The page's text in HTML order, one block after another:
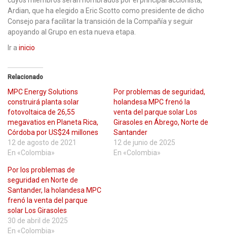
Ardian, que ha elegido a Eric Scotto como presidente de dicho
Consejo para facilitar la transición de la Compañía y seguir
apoyando al Grupo en esta nueva etapa.
Ir a inicio
Relacionado
MPC Energy Solutions
construirá planta solar
fotovoltaica de 26,55
megavatios en Planeta Rica,
Córdoba por US$24 millones
12 de agosto de 2021
En «Colombia»
Por problemas de seguridad,
holandesa MPC frenó la
venta del parque solar Los
Girasoles en Ábrego, Norte de
Santander
12 de junio de 2025
En «Colombia»
Por los problemas de
seguridad en Norte de
Santander, la holandesa MPC
frenó la venta del parque
solar Los Girasoles
30 de abril de 2025
En «Colombia»